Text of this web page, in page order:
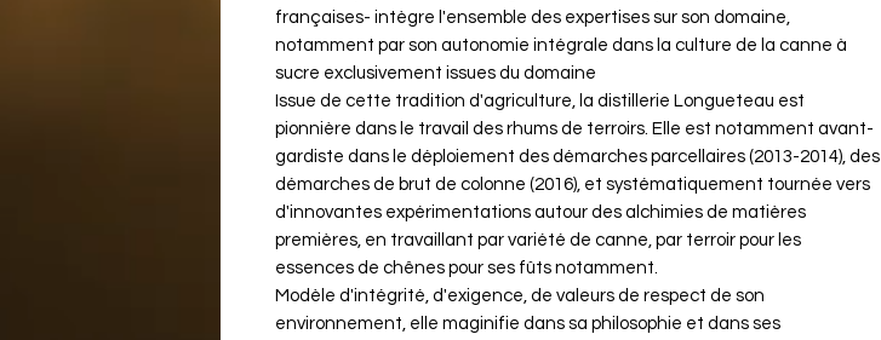
françaises- intègre l'ensemble des expertises sur son domaine,
notamment par son autonomie intégrale dans la culture de la canne à
sucre exclusivement issues du domaine
Issue de cette tradition d'agriculture, la distillerie Longueteau est
pionnière dans le travail des rhums de terroirs. Elle est notamment avant-
gardiste dans le déploiement des démarches parcellaires (2013-2014), des
démarches de brut de colonne (2016), et systématiquement tournée vers
d'innovantes expérimentations autour des alchimies de matières
premières, en travaillant par variété de canne, par terroir pour les
essences de chênes pour ses fûts notamment.
Modèle d'intégrité, d'exigence, de valeurs de respect de son
environnement, elle maginifie dans sa philosophie et dans ses